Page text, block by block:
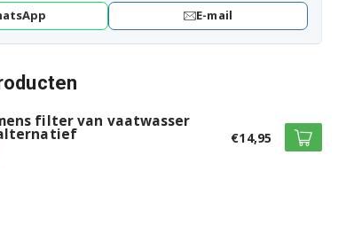
E-mail
filter van vaatwasser
alternatief €14,95